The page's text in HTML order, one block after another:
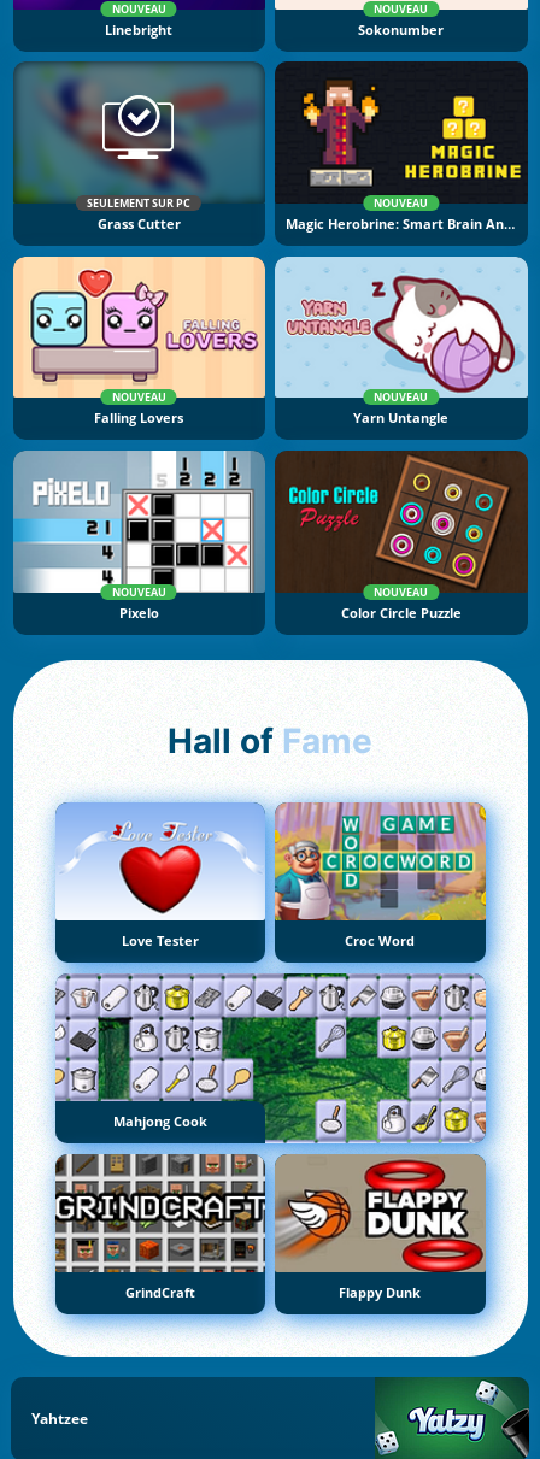
NOUVEAU
Linebright
NOUVEAU
Sokonumber
SEULEMENT SUR PC
Grass Cutter
NOUVEAU
Magic Herobrine: Smart Brain And Puzzle Quest
NOUVEAU
Falling Lovers
NOUVEAU
Yarn Untangle
NOUVEAU
Pixelo
NOUVEAU
Color Circle Puzzle
Hall of Fame
Love Tester Croc Word
Mahjong Cook
GrindCraft Flappy Dunk
Yahtzee